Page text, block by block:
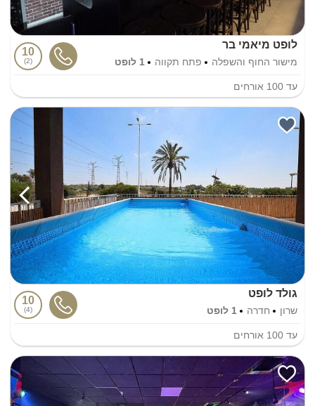
לופט מיאמי בר
מישור החוף והשפלה פתח תקווה 1 לופט
10
2
עד 100 אורחים
גולד לופט
שרון חדרה 1 לופט
10
4
עד 100 אורחים